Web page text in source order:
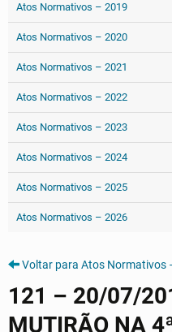
Atos Normativos – 2019
Atos Normativos – 2020
Atos Normativos – 2021
Atos Normativos – 2022
Atos Normativos – 2023
Atos Normativos – 2024
Atos Normativos – 2025
Atos Normativos – 2026
Voltar para Atos Normativos
121 – 20/07/
MUTIRÃO NA